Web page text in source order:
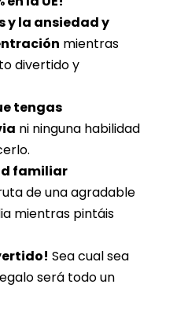
y la ansiedad y
mientras
divertido y
tengas
ni ninguna habilidad
familiar
de una agradable
mientras pintáis
Sea cual sea
será todo un